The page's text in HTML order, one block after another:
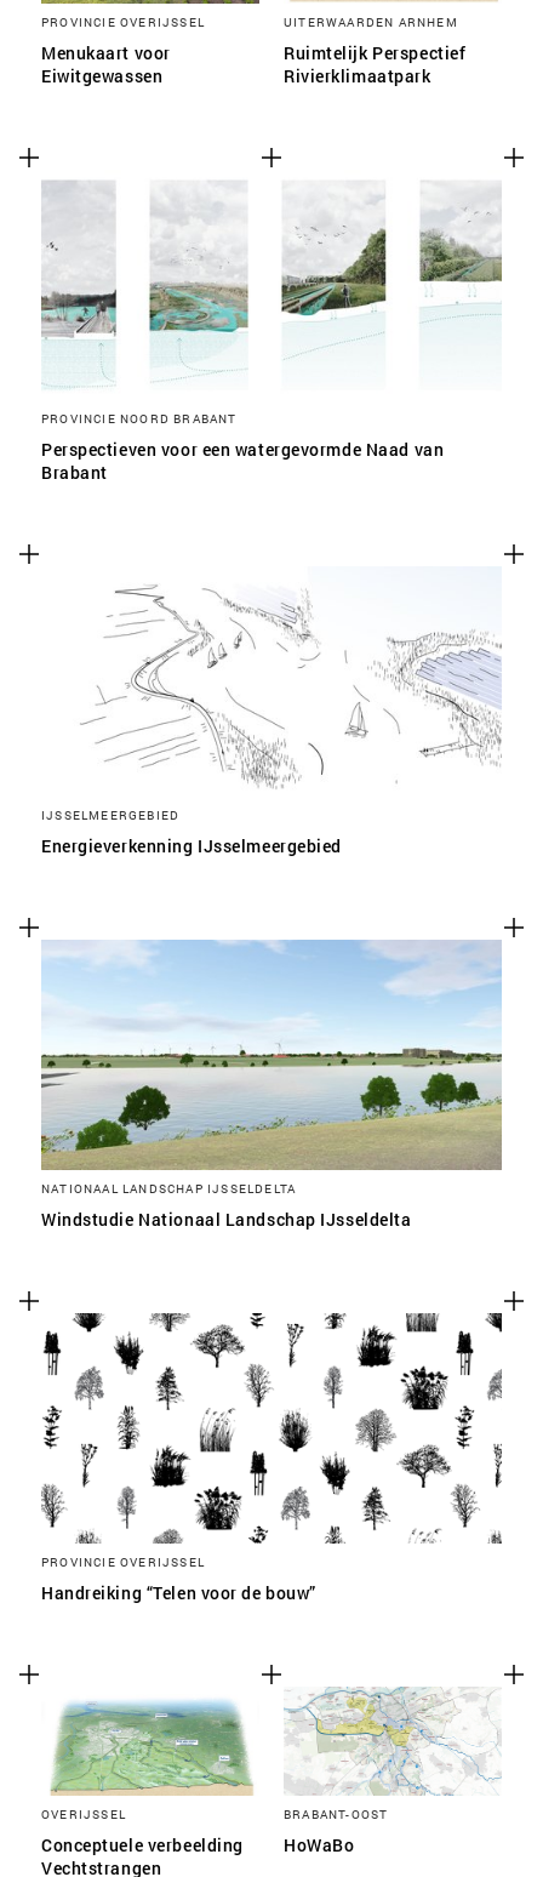
PROVINCIE OVERIJSSEL
Menukaart voor
Eiwitgewassen
UITERWAARDEN ARNHEM
Ruimtelijk Perspectief
Rivierklimaatpark
PROVINCIE NOORD BRABANT
Perspectieven voor een watergevormde Naad van
Brabant
IJSSELMEERGEBIED
Energieverkenning IJsselmeergebied
NATIONAAL LANDSCHAP IJSSELDELTA
Windstudie Nationaal Landschap IJsseldelta
PROVINCIE OVERIJSSEL
Handreiking “Telen voor de bouw”
OVERIJSSEL
Conceptuele verbeelding
Vechtstrangen
BRABANT-OOST
HoWaBo